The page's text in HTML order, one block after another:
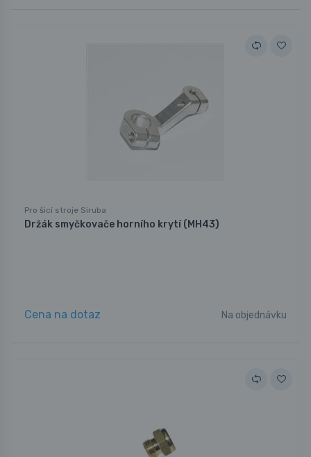
Pro šicí stroje Siruba
Držák smyčkovače horního krytí (MH43)
Cena na dotaz Na objednávku